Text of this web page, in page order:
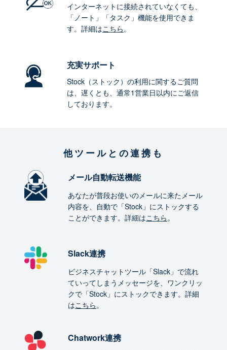
インターネットに接続されていなくても、
「ノート」「タスク」機能を使用できま
す。詳細はこちら。
充実サポート
Stock（ストック）の利用に関するご質問
は、遅くとも、通常1営業日以内にご返信
しております。
他ツールとの連携も
メール自動転送機能
あなたが普段お使いのメールに来たメール
内容を、自動で「Stock」にストックする
ことができます。詳細はこちら。
Slack連携
ビジネスチャットツール「Slack」で流れ
ていってしまうメッセージを、ワンクリッ
クで「Stock」にストックできます。詳細
はこちら。
Chatwork連携